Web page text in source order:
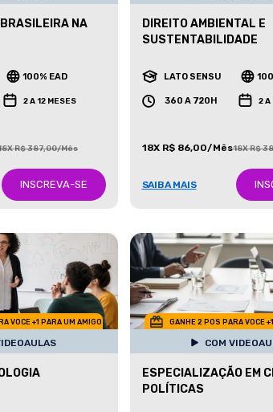
NA
100% EAD
2 A 12 MESES
R$ 387,00/Mês
INSCREVA-SE
DIREITO AMBIENTAL E
SUSTENTABILIDADE
LATO SENSU
360 A 720H 2 A
18X R$ 86,00/Mês18X R$
SAIBA MAIS
VOCE +1 PARA UM AMIGO GANHE 2 POS PARA VOCE
COM
ESPECIALIZAÇÃO EM
POLÍTICAS